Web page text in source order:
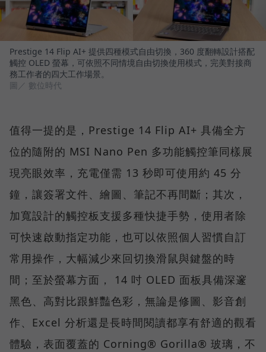
Prestige 14 Flip AI+ 提供四種模式自由切換，360 度翻轉設計搭配
觸控 OLED 螢幕，可依照不同情境自由切換使用模式，完美對接商
務工作者的四大工作場景。
圖／ 數位時代
值得一提的是，Prestige 14 Flip AI+ 具備全方
位的隨附的 MSI Nano Pen 多功能觸控筆同樣展
現亮眼效率，充電僅需 13 秒即可使用約 45 分
鐘，讓簽署文件、繪圖、筆記不再間斷；其次，
加寬設計的觸控板支援多種快捷手勢，使用者除
可快速啟動指定功能，也可以依照個人習慣自訂
常用操作，大幅減少來回切換滑鼠與鍵盤的時
間；至於螢幕方面， 14 吋 OLED 面板具備深邃
黑色、高對比跟鮮豔色彩，無論是修圖、影音創
作、Excel 分析還是長時間閱讀都享有舒適的觀看
體驗，表面覆蓋的 Corning® Gorilla® 玻璃，不